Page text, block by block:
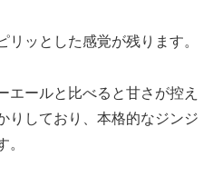
ッとした感覚が残ります。
エールと比べると甘さが控え
りしており、本格的なジンジ
。